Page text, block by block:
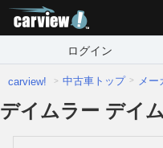
ログイン
carview! 中古車トップ メー
デイムラー デイ